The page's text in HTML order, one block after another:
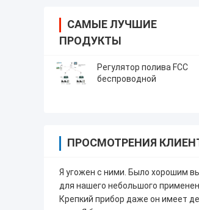
САМЫЕ ЛУЧШИЕ
ПРОДУКТЫ
Регулятор полива FCC
беспроводной
ПРОСМОТРЕНИЯ
Я угожен с ними. Было хорошим
для нашего небольшого
Крепкий прибор даже он имеет